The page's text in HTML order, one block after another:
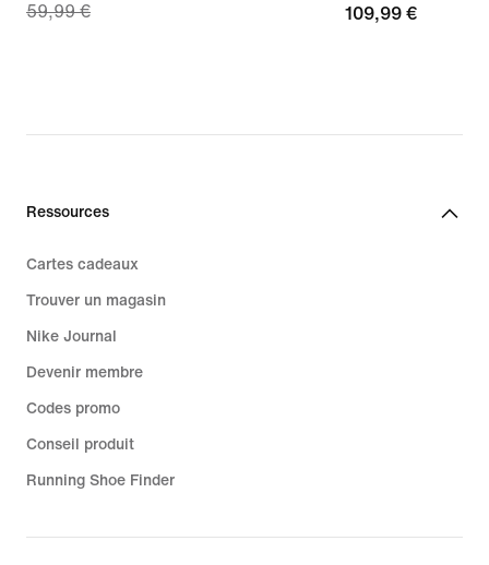
price
59,99 €
59,99 €
109,99 €
109,99 €
Ressources
Cartes cadeaux
Trouver un magasin
Nike Journal
Devenir membre
Codes promo
Conseil produit
Running Shoe Finder